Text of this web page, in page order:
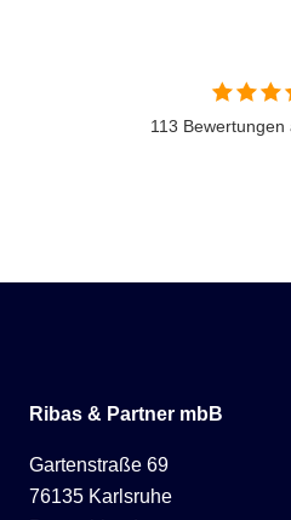
113
Ribas & Partner mbB
Gartenstraße 69
76135 Karlsruhe